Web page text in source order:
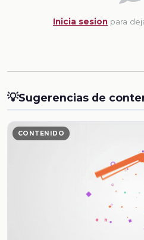
Inicia sesion para
💡Sugerencias de
CONTENIDO